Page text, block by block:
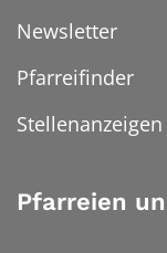
Newsletter
Pfarreifinder
Stellenanzeigen
Pfarreien